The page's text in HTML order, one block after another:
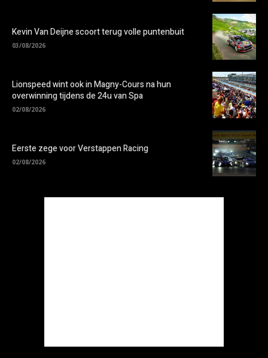
Kevin Van Deijne scoort terug volle puntenbuit
03/08/2026
Lionspeed wint ook in Magny-Cours na hun
overwinning tijdens de 24u van Spa
02/08/2026
Eerste zege voor Verstappen Racing
02/08/2026